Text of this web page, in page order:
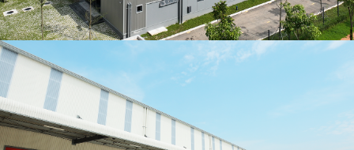
REITS
Hospitality
Industrial
Careers